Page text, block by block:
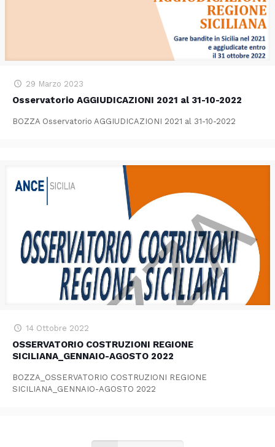
29 Marzo 2023
Osservatorio AGGIUDICAZIONI 2021 al 31-10-2022
BOZZA Osservatorio AGGIUDICAZIONI 2021 al 31-10-2022
14 Ottobre 2022
OSSERVATORIO COSTRUZIONI REGIONE
SICILIANA_GENNAIO-AGOSTO 2022
BOZZA_OSSERVATORIO COSTRUZIONI REGIONE
SICILIANA_GENNAIO-AGOSTO 2022